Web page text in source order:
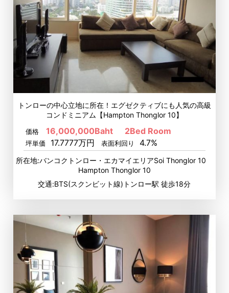
トンローの中心立地に所在！エグゼクティブにも人気の高級
コンドミニアム【Hampton Thonglor 10】
価格 16,000,000Baht 2Bed Room
坪単価 17.7777万円 表面利回り 4.7%
所在地:バンコクトンロー・エカマイエリアSoi Thonglor 10
Hampton Thonglor 10
交通:BTS(スクンビット線)トンロー駅 徒歩18分